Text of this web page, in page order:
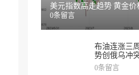
美元指数高走趋势 黄金价
0条留言
布油连涨三
势创俄乌冲
涨幅
0条留言